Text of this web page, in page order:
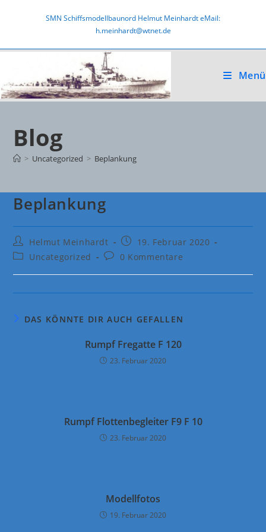
SMN Schiffsmodellbaunord Helmut Meinhardt eMail:
h.meinhardt@wtnet.de
Menü
Blog
> Uncategorized > Beplankung
Beplankung
Beitrags-
Autor:
Helmut Meinhardt
Beitrag
veröffentlicht:
19. Februar 2020
Beitrags-
Uncategorized
Beitrags-
0 Kommentare
DAS KÖNNTE DIR AUCH GEFALLEN
Rumpf Fregatte F 120
23. Februar 2020
Rumpf Flottenbegleiter F9 F 10
23. Februar 2020
Modellfotos
19. Februar 2020